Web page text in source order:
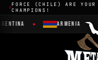
FORCE (CHILE) ARE YOUR
CHAMPIONS!
ARMENIA